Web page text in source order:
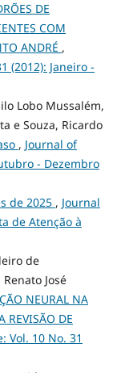
DE
COM
ANDRÉ ,
(2012): Janeiro -
Lobo Mussalém,
e Souza, Ricardo
, Journal of
- Dezembro
de 2025 , Journal
de Atenção à
de
José
NEURAL NA
REVISÃO DE
Vol. 10 No. 31